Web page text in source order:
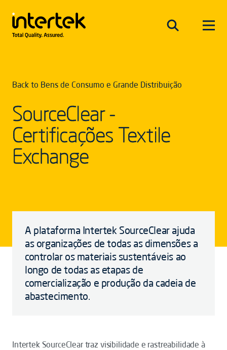
Back to Bens de Consumo e Grande Distribuição
SourceClear -
Certificações Textile
Exchange
A plataforma Intertek SourceClear ajuda
as organizações de todas as dimensões a
controlar os materiais sustentáveis ao
longo de todas as etapas de
comercialização e produção da cadeia de
abastecimento.
Intertek SourceClear traz visibilidade e rastreabilidade à